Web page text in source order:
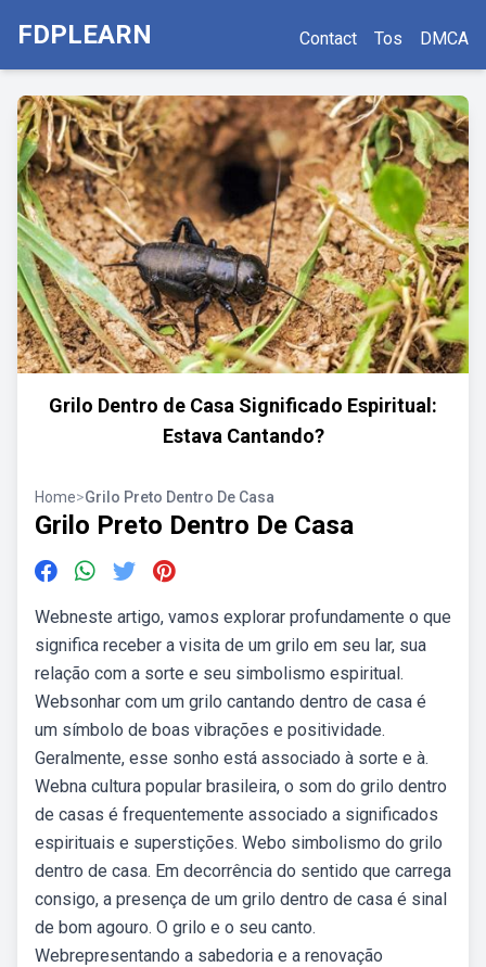
FDPLEARN Contact Tos DMCA
Grilo Dentro de Casa Significado Espiritual:
Estava Cantando?
Home>Grilo Preto Dentro De Casa
Grilo Preto Dentro De Casa
Webneste artigo, vamos explorar profundamente o que
significa receber a visita de um grilo em seu lar, sua
relação com a sorte e seu simbolismo espiritual.
Websonhar com um grilo cantando dentro de casa é
um símbolo de boas vibrações e positividade.
Geralmente, esse sonho está associado à sorte e à.
Webna cultura popular brasileira, o som do grilo dentro
de casas é frequentemente associado a significados
espirituais e superstições. Webo simbolismo do grilo
dentro de casa. Em decorrência do sentido que carrega
consigo, a presença de um grilo dentro de casa é sinal
de bom agouro. O grilo e o seu canto.
Webrepresentando a sabedoria e a renovação